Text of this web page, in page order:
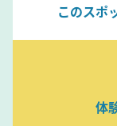
このスポ
体